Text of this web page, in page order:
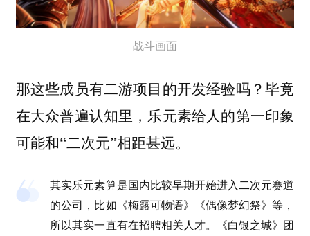
战斗画面
那这些成员有二游项目的开发经验吗？毕竟
在大众普遍认知里，乐元素给人的第一印象
可能和“二次元”相距甚远。
其实乐元素算是国内比较早期开始进入二次元赛道
的公司，比如《梅露可物语》《偶像梦幻祭》等，
所以其实一直有在招聘相关人才。《白银之城》团